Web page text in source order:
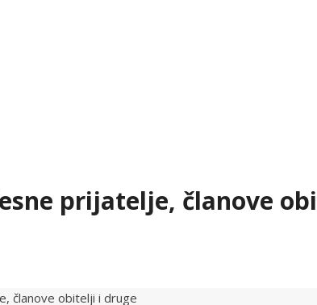
prijatelje, članove